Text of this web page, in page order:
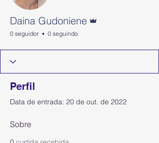
Daina Gudoniene
0 seguidor 0 seguindo
Perfil
Data de entrada: 20 de out. de 2022
Sobre